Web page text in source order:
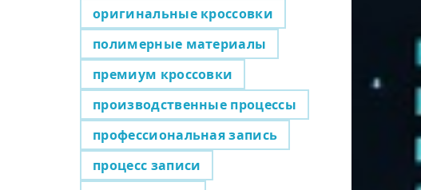
оригинальные кроссовки
полимерные материалы
премиум кроссовки
производственные процессы
профессиональная запись
процесс записи